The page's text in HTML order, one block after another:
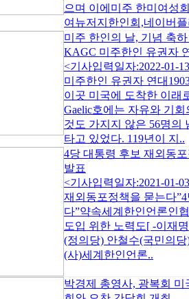
으며 이에미주 한미여성
여뉴저지한인회,네이버
미주 한인의 날, 기념 축
KAGC 미주한인 유권자
<기사입력일자:2022-01-
미주한인 유권자 연대
이곳 미국에 도착한 이래
Gaelic호에는 자유와 기
것도 가지지 않은 56명의
타고 있었다. 119년이 지..
4당 대통령 후보 재외동
발표
<기사입력일자:2021-01-
재외동포정책을 묻는다
다”약속세계한인언론인
도입 위한 노력도[ -이재
(정의당) 안철수(국민의
(사)세계한인언론..
박경제 총영사, 광복회 미